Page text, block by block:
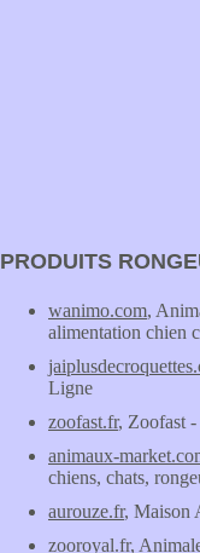
PRODUITS
wanimo.com,
alimentation chien
Ligne
zoofast.fr, Zoofast
animaux-
chiens, chats,
aurouze.fr, Maison
zooroyal.fr,